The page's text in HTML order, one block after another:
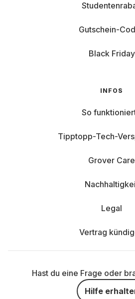
Gutschein-
Black Friday
INFOS
So
Tipptopp-Tech-
Grover Care
Legal
Vertrag
Hast du eine Frage oder
Hilfe